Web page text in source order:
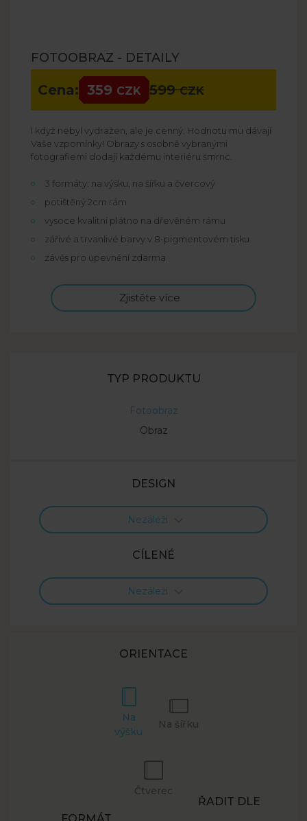
FOTOOBRAZ - DETAILY
Cena: 359 CZK 599CZK
I když nebyl vydražen, ale je cenný. Hodnotu mu dávají
Vaše vzpomínky! Obrazy s osobně vybranými
fotografiemi dodají každému interiéru šmrnc.
3 formáty: na výšku, na šířku a čvercový
potištěný 2cm rám
vysoce kvalitní plátno na dřevěném rámu
zářivé a trvanlivé barvy v 8-pigmentovém tisku
závěs pro upevnění zdarma
Zjistěte více
TYP PRODUKTU
Fotoobraz
Obraz
DESIGN
Nezáleží
CÍLENÉ
Nezáleží
ŘADIT DLE
ORIENTACE
Na
výšku
Na šířku
Čtverec